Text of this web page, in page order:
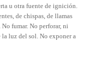
u otra fuente de ignición.
de chispas, de llamas
fumar. No perforar, ni
la luz del sol. No exponer a